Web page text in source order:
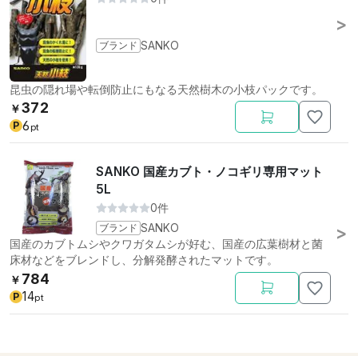
ブランド SANKO
昆虫の隠れ場や転倒防止にもなる天然樹木の小枝パックです。
￥372
P 6 pt
SANKO 国産カブト・ノコギリ専用マット
5L
0件
ブランド SANKO
国産のカブトムシやクワガタムシが好む、国産の広葉樹材と菌
床材などをブレンドし、分解発酵されたマットです。
￥ 784
P 14pt